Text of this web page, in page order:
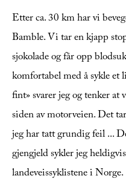
Etter ca. 30 km har vi
Bamble. Vi tar en kjapp
sjokolade og får opp
komfortabel med å sykle et
fint» svarer jeg og tenker at
siden av motorveien. Det
jeg har tatt grundig feil ...
gjengjeld sykler jeg
landeveissyklistene i Norge.